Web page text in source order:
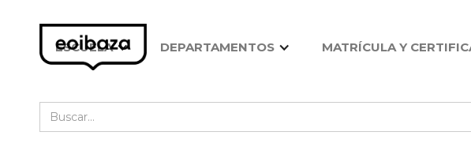
ESCUELA DEPARTAMENTOS MATRÍCULA Y